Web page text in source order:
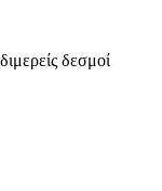
δεσμοί